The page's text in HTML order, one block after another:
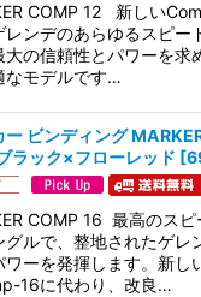
COMP 12 新しい
レンデのあらゆるスピー
大の信頼性とパワーを求
なモデルです…
ー ビンディング
ラック×フローレッド [
COMP 16 最高のスピ
グルで、整地されたゲレ
ワーを発揮します。新し
16に代わり、改良…